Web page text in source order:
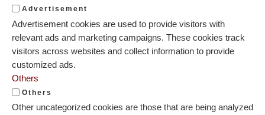
Advertisement
Advertisement cookies are used to provide visitors with
relevant ads and marketing campaigns. These cookies track
visitors across websites and collect information to provide
customized ads.
Others
Others
Other uncategorized cookies are those that are being analyzed